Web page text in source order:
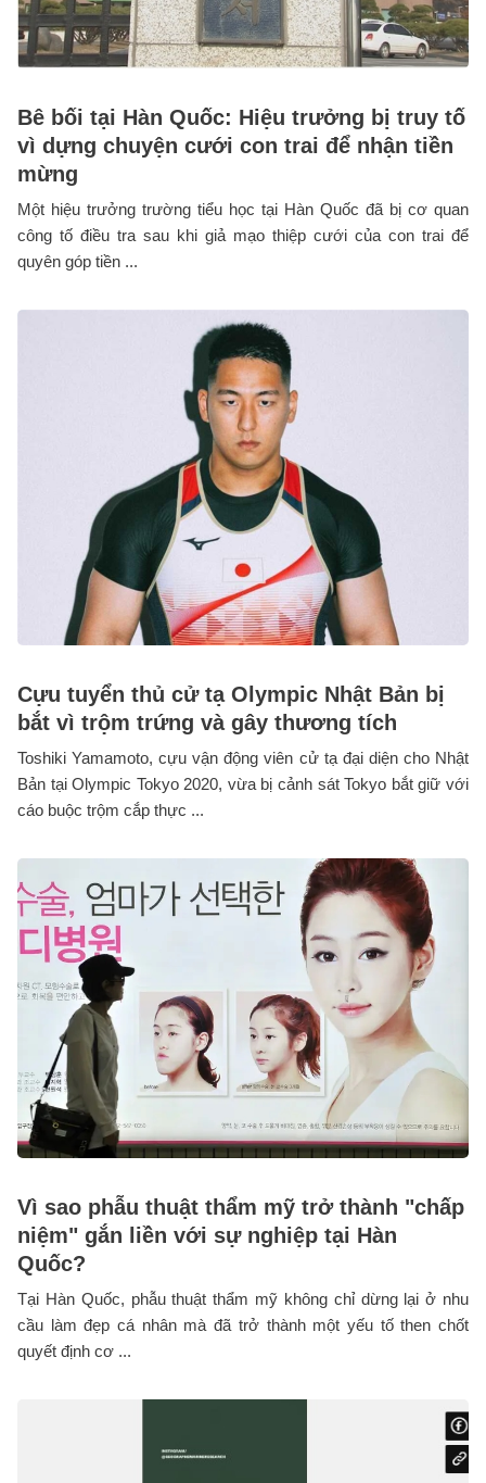
Bê bối tại Hàn Quốc: Hiệu trưởng bị truy tố
vì dựng chuyện cưới con trai để nhận tiền
mừng
Một hiệu trưởng trường tiểu học tại Hàn Quốc đã bị cơ quan
công tố điều tra sau khi giả mạo thiệp cưới của con trai để
quyên góp tiền ...
Cựu tuyển thủ cử tạ Olympic Nhật Bản bị
bắt vì trộm trứng và gây thương tích
Toshiki Yamamoto, cựu vận động viên cử tạ đại diện cho Nhật
Bản tại Olympic Tokyo 2020, vừa bị cảnh sát Tokyo bắt giữ với
cáo buộc trộm cắp thực ...
Vì sao phẫu thuật thẩm mỹ trở thành "chấp
niệm" gắn liền với sự nghiệp tại Hàn
Quốc?
Tại Hàn Quốc, phẫu thuật thẩm mỹ không chỉ dừng lại ở nhu
cầu làm đẹp cá nhân mà đã trở thành một yếu tố then chốt
quyết định cơ ...